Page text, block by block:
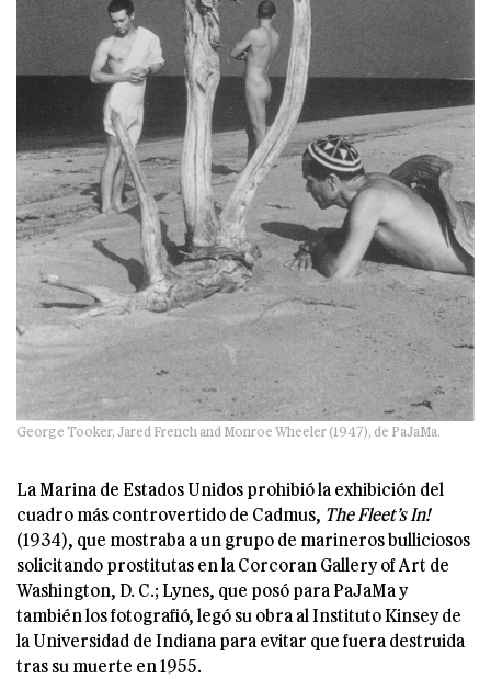
George Tooker, Jared French and Monroe Wheeler (1947), de PaJaMa.
La Marina de Estados Unidos prohibió la exhibición del
cuadro más controvertido de Cadmus, The Fleet’s In!
(1934), que mostraba a un grupo de marineros bulliciosos
solicitando prostitutas en la Corcoran Gallery of Art de
Washington, D. C.; Lynes, que posó para PaJaMa y
también los fotografió, legó su obra al Instituto Kinsey de
la Universidad de Indiana para evitar que fuera destruida
tras su muerte en 1955.